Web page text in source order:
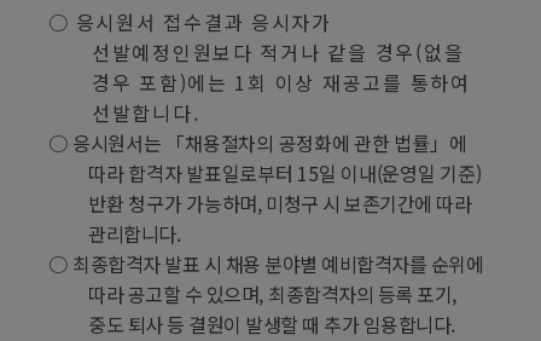
○ 응시원서 접수결과 응시자가
선발예정인원보다 적거나 같을 경우(없을
경우 포함)에는 1 회 이상 재공고를 통하여
선발합니다.
○ 응시원서는 「채용절차의 공정화에 관한 법률」 에
따라 합격자 발표일로부터 15일 이내(운영일 기준)
반환 청구가 가능하며, 미청구 시 보존기간에 따라
관리합니다.
○ 최종합격자 발표 시 채용 분야별 예비합격자를 순위에
따라 공고할 수 있으며, 최종합격자의 등록 포기,
중도 퇴사 등 결원이 발생할 때 추가 임용합니다.